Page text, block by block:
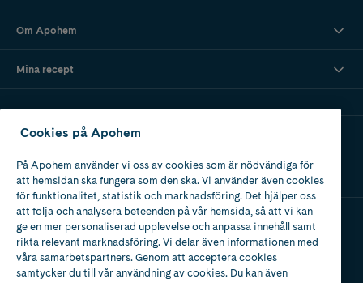
Om Apohem
Mina recept
Ladda ner vår app
Apotek med tillstånd
av Läkemedelsverket
Cookies på Apohem
På Apohem använder vi oss av cookies som är nödvändiga för
att hemsidan ska fungera som den ska. Vi använder även cookies
för funktionalitet, statistik och marknadsföring. Det hjälper oss
att följa och analysera beteenden på vår hemsida, så att vi kan
ge en mer personaliserad upplevelse och anpassa innehåll samt
rikta relevant marknadsföring. Vi delar även informationen med
våra samarbetspartners. Genom att acceptera cookies
samtycker du till vår användning av cookies. Du kan även